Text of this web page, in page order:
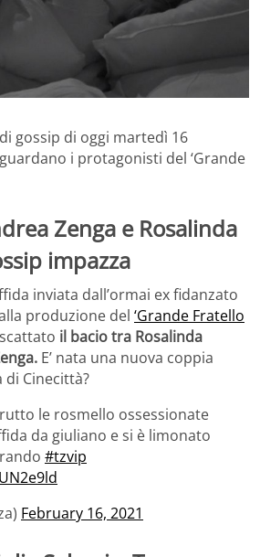
gossip di oggi martedì 16
i protagonisti del ‘Grande
Zenga e Rosalinda
impazza
inviata dall’ormai ex fidanzato
produzione del ‘Grande Fratello
il bacio tra Rosalinda
E’ nata una nuova coppia
di Cinecittà?
le rosmello ossessionate
da giuliano e si è limonato
#tzvip
February 16, 2021